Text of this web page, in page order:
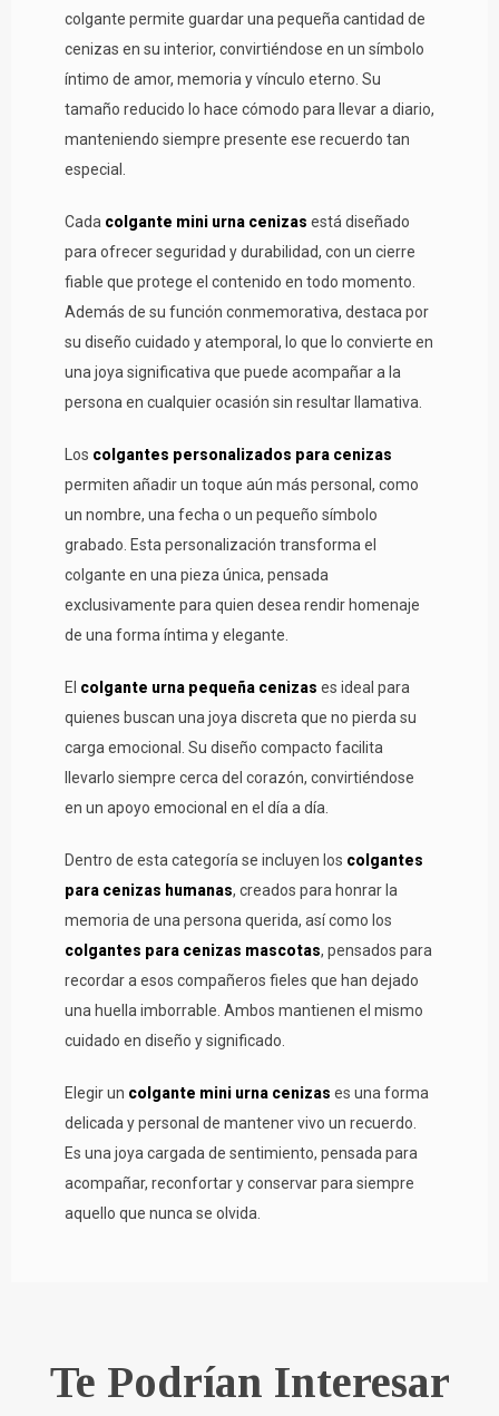
colgante permite guardar una pequeña cantidad de
cenizas en su interior, convirtiéndose en un símbolo
íntimo de amor, memoria y vínculo eterno. Su
tamaño reducido lo hace cómodo para llevar a diario,
manteniendo siempre presente ese recuerdo tan
especial.
Cada colgante mini urna cenizas está diseñado
para ofrecer seguridad y durabilidad, con un cierre
fiable que protege el contenido en todo momento.
Además de su función conmemorativa, destaca por
su diseño cuidado y atemporal, lo que lo convierte en
una joya significativa que puede acompañar a la
persona en cualquier ocasión sin resultar llamativa.
Los colgantes personalizados para cenizas
permiten añadir un toque aún más personal, como
un nombre, una fecha o un pequeño símbolo
grabado. Esta personalización transforma el
colgante en una pieza única, pensada
exclusivamente para quien desea rendir homenaje
de una forma íntima y elegante.
El colgante urna pequeña cenizas es ideal para
quienes buscan una joya discreta que no pierda su
carga emocional. Su diseño compacto facilita
llevarlo siempre cerca del corazón, convirtiéndose
en un apoyo emocional en el día a día.
Dentro de esta categoría se incluyen los colgantes
para cenizas humanas, creados para honrar la
memoria de una persona querida, así como los
colgantes para cenizas mascotas, pensados para
recordar a esos compañeros fieles que han dejado
una huella imborrable. Ambos mantienen el mismo
cuidado en diseño y significado.
Elegir un colgante mini urna cenizas es una forma
delicada y personal de mantener vivo un recuerdo.
Es una joya cargada de sentimiento, pensada para
acompañar, reconfortar y conservar para siempre
aquello que nunca se olvida.
Te Podrían Interesar